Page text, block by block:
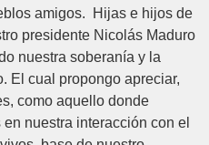
amigos. Hijas e hijos de
presidente Nicolás Maduro
nuestra soberanía y la
El cual propongo apreciar,
como aquello donde
nuestra interacción con el